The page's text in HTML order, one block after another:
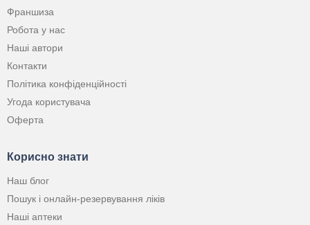
Франшиза
Робота у нас
Наші автори
Контакти
Політика конфіденційності
Угода користувача
Оферта
Корисно знати
Наш блог
Пошук і онлайн-резервування ліків
Наші аптеки